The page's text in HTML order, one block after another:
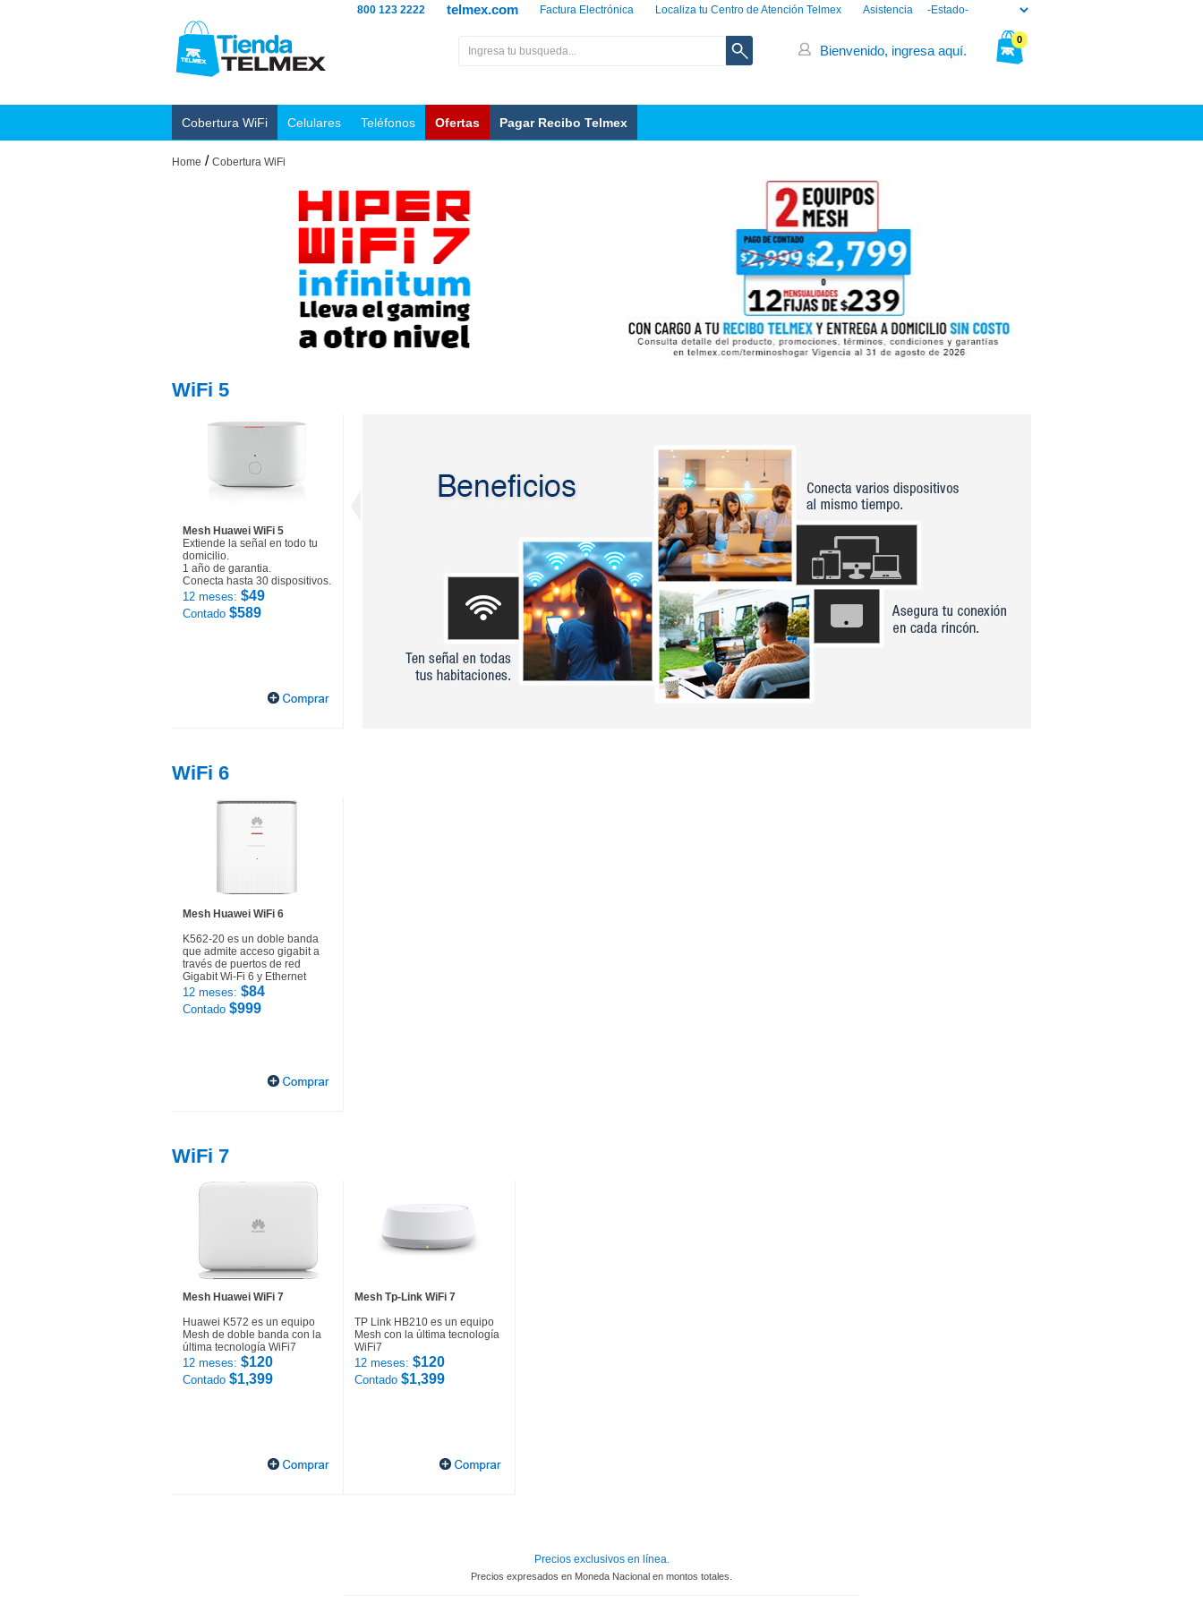
Asistencia
Localiza tu Centro de Atención Telmex
Factura Electrónica
telmex.com
800 123 2222
0
Bienvenido, ingresa aquí.
Cobertura WiFi Celulares Teléfonos Ofertas Pagar Recibo Telmex
Home / Cobertura WiFi
WiFi 5
Mesh Huawei WiFi 5
Extiende la señal en todo tu
domicilio.
1 año de garantia.
Conecta hasta 30 dispositivos.
12 meses: $49
Contado $589
WiFi 6
Mesh Huawei WiFi 6
K562-20 es un doble banda
que admite acceso gigabit a
través de puertos de red
Gigabit Wi-Fi 6 y Ethernet
12 meses: $84
Contado $999
WiFi 7
Mesh Huawei WiFi 7
Huawei K572 es un equipo
Mesh de doble banda con la
última tecnología WiFi7
12 meses: $120
Contado $1,399
Mesh Tp-Link WiFi 7
TP Link HB210 es un equipo
Mesh con la última tecnología
WiFi7
12 meses: $120
Contado $1,399
Precios exclusivos en línea.
Precios expresados en Moneda Nacional en montos totales.